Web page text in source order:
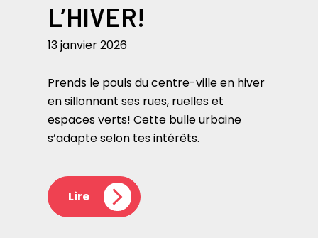
L’HIVER!
13 janvier 2026
Prends le pouls du centre-ville en hiver
en sillonnant ses rues, ruelles et
espaces verts! Cette bulle urbaine
s’adapte selon tes intérêts.
Lire